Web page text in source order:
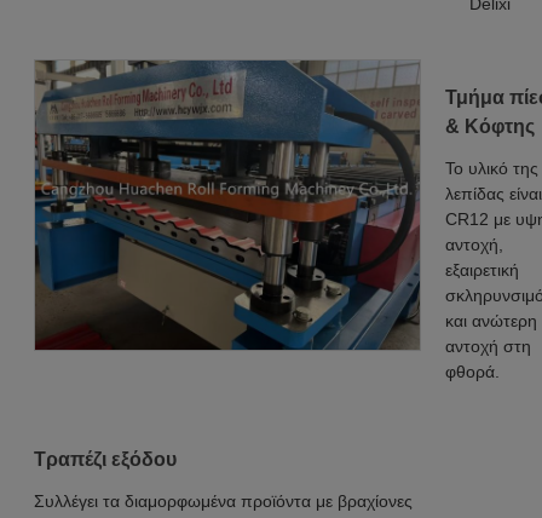
Τμήμα
& Κόφτης
Το υλικό της
λεπίδας είναι
CR12 με
αντοχή,
εξαιρετική
και ανώτερη
αντοχή στη
φθορά.
Τραπέζι εξόδου
Συλλέγει τα διαμορφωμένα προϊόντα με βραχίονες